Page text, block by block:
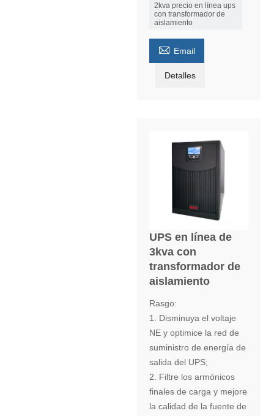
2kva precio en línea ups
con transformador de
aislamiento
 Email
Detalles
UPS en línea de
3kva con
transformador de
aislamiento
Rasgo:
1. Disminuya el voltaje
NE y optimice la red de
suministro de energía de
salida del UPS;
2. Filtre los armónicos
finales de carga y mejore
la calidad de la fuente de